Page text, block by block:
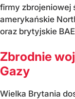
firmy zbrojeniowej
amerykańskie
oraz brytyjskie
Zbrodnie
Gazy
Wielka Brytania